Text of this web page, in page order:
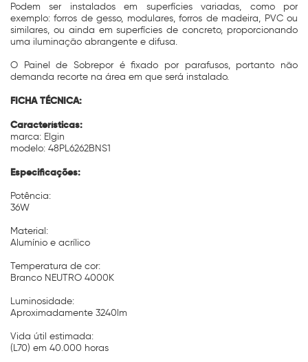
Podem ser instalados em superfícies variadas, como por
exemplo: forros de gesso, modulares, forros de madeira, PVC ou
similares, ou ainda em superfícies de concreto, proporcionando
uma iluminação abrangente e difusa.
O Painel de Sobrepor é fixado por parafusos, portanto não
demanda recorte na área em que será instalado.
FICHA TÉCNICA:
Características:
marca: Elgin
modelo: 48PL6262BNS1
Especificações:
Potência:
36W
Material:
Alumínio e acrílico
Temperatura de cor:
Branco NEUTRO 4000K
Luminosidade:
Aproximadamente 3240lm
Vida útil estimada:
(L70) em 40.000 horas